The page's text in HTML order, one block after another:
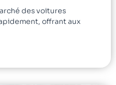
des voitures
offrant aux